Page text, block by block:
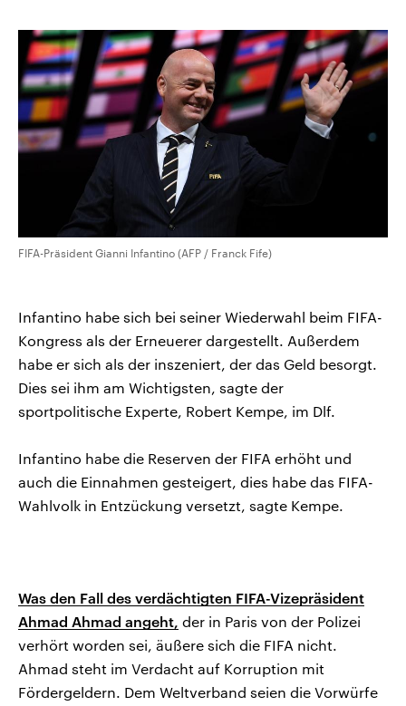
FIFA-Präsident Gianni Infantino (AFP / Franck Fife)
Infantino habe sich bei seiner Wiederwahl beim FIFA-
Kongress als der Erneuerer dargestellt. Außerdem
habe er sich als der inszeniert, der das Geld besorgt.
Dies sei ihm am Wichtigsten, sagte der
sportpolitische Experte, Robert Kempe, im Dlf.
Infantino habe die Reserven der FIFA erhöht und
auch die Einnahmen gesteigert, dies habe das FIFA-
Wahlvolk in Entzückung versetzt, sagte Kempe.
Was den Fall des verdächtigten FIFA-Vizepräsident
Ahmad Ahmad angeht, der in Paris von der Polizei
verhört worden sei, äußere sich die FIFA nicht.
Ahmad steht im Verdacht auf Korruption mit
Fördergeldern. Dem Weltverband seien die Vorwürfe